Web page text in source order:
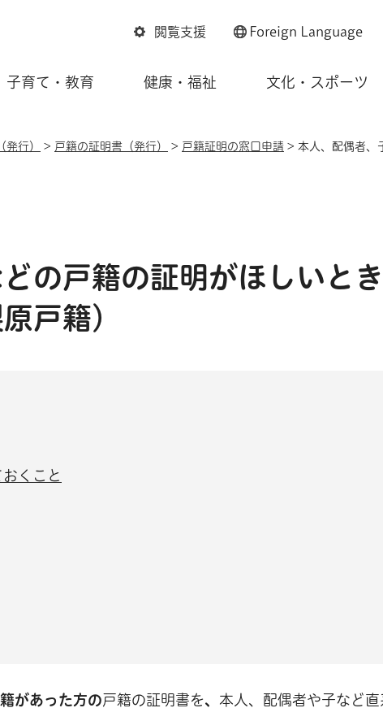
閲覧支援 Foreign Language
子育て・教育 健康・福祉 文化・スポーツ
行） > 戸籍の証明書（発行） > 戸籍証明の窓口申請 > 本人、配偶者、
の戸籍の証明がほしいとき
戸籍）
くこと
があった方の戸籍の証明書を、 本人、配偶者や子など